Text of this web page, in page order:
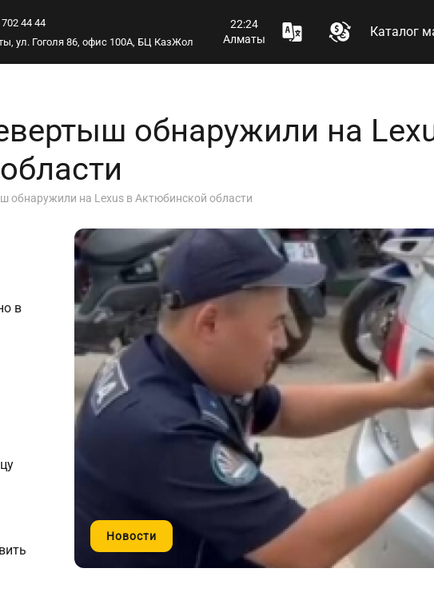
44 44
ул. Гоголя 86, офис 100А, БЦ КазЖол
22:24
Алматы
Каталог
обнаружили на
обнаружили на Lexus в Актюбинской области
в
Новости